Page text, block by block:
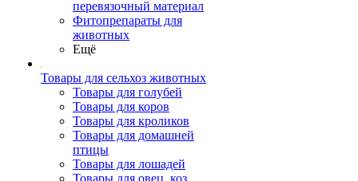
перевязочный материал
Фитопрепараты для
животных
Ещё
Товары для сельхоз животных
Товары для голубей
Товары для коров
Товары для кроликов
Товары для домашней
птицы
Товары для лошадей
Товары для овец, коз